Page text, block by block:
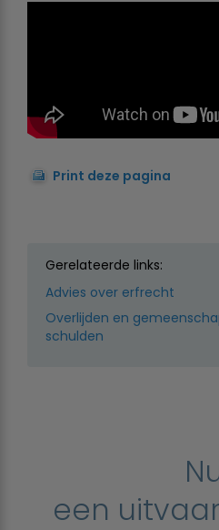
Print deze pagina
Gerelateerde links:
Advies over erfrecht
Overlijden en
schulden
een